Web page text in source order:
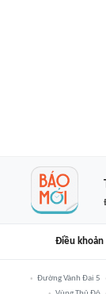
Điều khoản
Đường Vành Đai 5